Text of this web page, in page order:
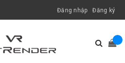
Đăng nhập Đăng ký